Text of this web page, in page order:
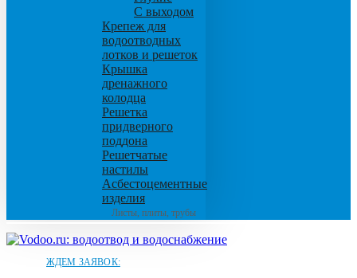
С выходом
Крепеж для
водоотводных
лотков и решеток
Крышка
дренажного
колодца
Решетка
придверного
поддона
Решетчатые
настилы
Асбестоцементные
изделия
Листы, плиты, трубы
ЖДЕМ ЗАЯВОК: